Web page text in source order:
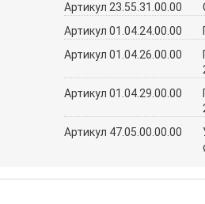
Артикул 23.55.31.00.00
Артикул 01.04.24.00.00
Артикул 01.04.26.00.00
Артикул 01.04.29.00.00
Артикул 47.05.00.00.00